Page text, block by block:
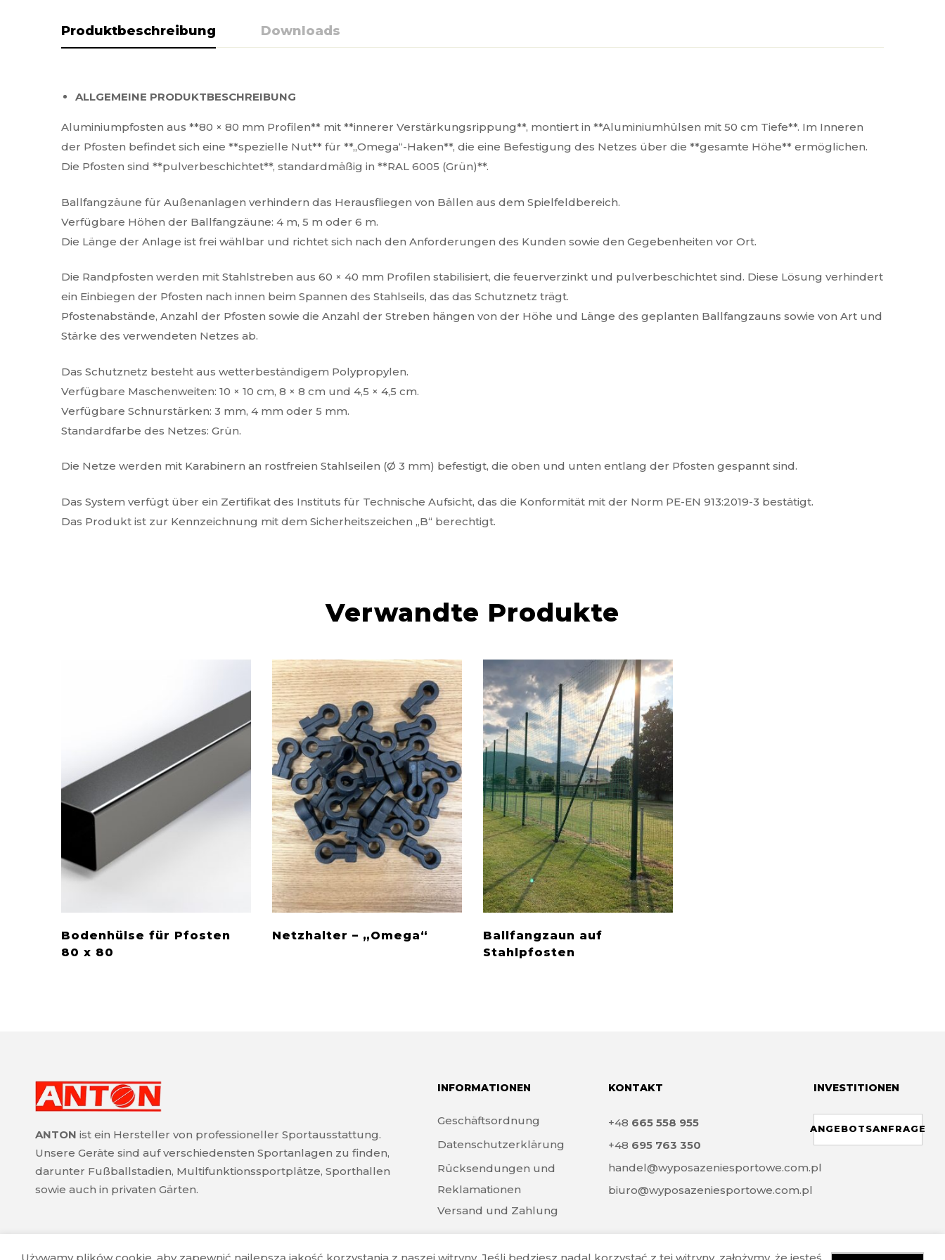
Produktbeschreibung Downloads
ALLGEMEINE PRODUKTBESCHREIBUNG
Aluminiumpfosten aus **80 × 80 mm Profilen** mit **innerer Verstärkungsrippung**, montiert in **Aluminiumhülsen mit 50 cm Tiefe**. Im Inneren
der Pfosten befindet sich eine **spezielle Nut** für **„Omega“-Haken**, die eine Befestigung des Netzes über die **gesamte Höhe** ermöglichen.
Die Pfosten sind **pulverbeschichtet**, standardmäßig in **RAL 6005 (Grün)**.
Ballfangzäune für Außenanlagen verhindern das Herausfliegen von Bällen aus dem Spielfeldbereich.
Verfügbare Höhen der Ballfangzäune: 4 m, 5 m oder 6 m.
Die Länge der Anlage ist frei wählbar und richtet sich nach den Anforderungen des Kunden sowie den Gegebenheiten vor Ort.
Die Randpfosten werden mit Stahlstreben aus 60 × 40 mm Profilen stabilisiert, die feuerverzinkt und pulverbeschichtet sind. Diese Lösung verhindert
ein Einbiegen der Pfosten nach innen beim Spannen des Stahlseils, das das Schutznetz trägt.
Pfostenabstände, Anzahl der Pfosten sowie die Anzahl der Streben hängen von der Höhe und Länge des geplanten Ballfangzauns sowie von Art und
Stärke des verwendeten Netzes ab.
Das Schutznetz besteht aus wetterbeständigem Polypropylen.
Verfügbare Maschenweiten: 10 × 10 cm, 8 × 8 cm und 4,5 × 4,5 cm.
Verfügbare Schnurstärken: 3 mm, 4 mm oder 5 mm.
Standardfarbe des Netzes: Grün.
Die Netze werden mit Karabinern an rostfreien Stahlseilen (Ø 3 mm) befestigt, die oben und unten entlang der Pfosten gespannt sind.
Das System verfügt über ein Zertifikat des Instituts für Technische Aufsicht, das die Konformität mit der Norm PE-EN 913:2019-3 bestätigt.
Das Produkt ist zur Kennzeichnung mit dem Sicherheitszeichen „B“ berechtigt.
Verwandte Produkte
Bodenhülse für Pfosten
80 x 80
Netzhalter – „Omega“
Ballfangzaun auf
Stahlpfosten
ANTON ist ein Hersteller von professioneller Sportausstattung.
Unsere Geräte sind auf verschiedensten Sportanlagen zu finden,
darunter Fußballstadien, Multifunktionssportplätze, Sporthallen
sowie auch in privaten Gärten.
INFORMATIONEN
Geschäftsordnung
Datenschutzerklärung
Rücksendungen und
Reklamationen
Versand und Zahlung
KONTAKT
+48 665 558 955
+48 695 763 350
handel@wyposazeniesportowe.com.pl
biuro@wyposazeniesportowe.com.pl
INVESTITIONEN
ANGEBOTSANFRAGE